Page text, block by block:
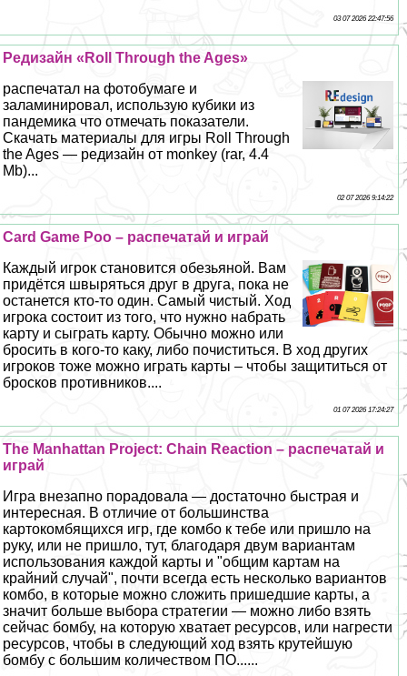
03 07 2026 22:47:56
Редизайн «Roll Through the Ages»
распечатал на фотобумаге и
заламинировал, использую кубики из
пандемика что отмечать показатели.
Скачать материалы для игры Roll Through
the Ages — редизайн от monkey (rar, 4.4
Mb)...
02 07 2026 9:14:22
Card Game Poo – распечатай и играй
Каждый игрок становится обезьяной. Вам
придётся швыряться друг в друга, пока не
останется кто-то один. Самый чистый. Ход
игрока состоит из того, что нужно набрать
карту и сыграть карту. Обычно можно или
бросить в кого-то каку, либо почиститься. В ход других
игроков тоже можно играть карты – чтобы защититься от
бросков противников....
01 07 2026 17:24:27
The Manhattan Project: Chain Reaction – распечатай и
играй
Игра внезапно порадовала — достаточно быстрая и
интересная. В отличие от большинства
картокомбящихся игр, где комбо к тебе или пришло на
руку, или не пришло, тут, благодаря двум вариантам
использования каждой карты и "общим картам на
крайний случай", почти всегда есть несколько вариантов
комбо, в которые можно сложить пришедшие карты, а
значит больше выбора стратегии — можно либо взять
сейчас бомбу, на которую хватает ресурсов, или нагрести
ресурсов, чтобы в следующий ход взять крутейшую
бомбу с большим количеством ПО......